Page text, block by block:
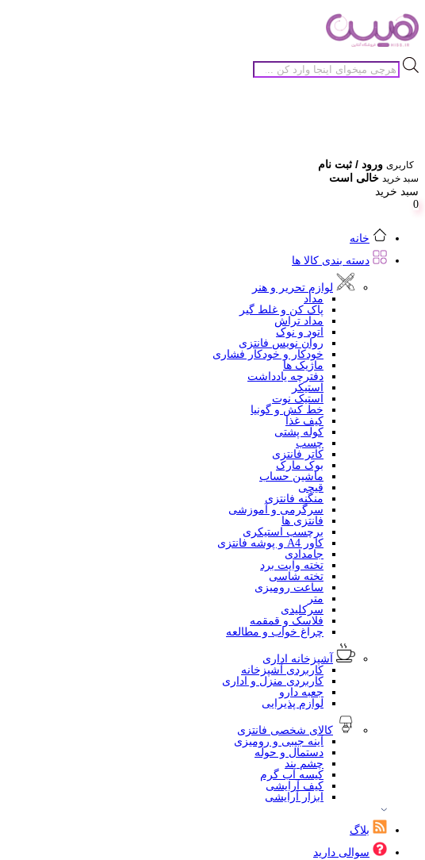
جستجوی
محصولات
کاربری ورود / ثبت نام
سبد خرید خالی است
سبد خرید
0
خانه
دسته بندی کالا ها
لوازم تحریر و هنر
مداد
پاک کن و غلط گیر
مداد تراش
اتود و نوک
روان نویس فانتزی
خودکار و خودکار فشاری
ماژیک ها
دفترچه یادداشت
استیکر
استیک نوت
خط کش و گونیا
کیف غذا
کوله پشتی
چسب
کاتر فانتزی
بوک مارک
ماشین حساب
قیچی
منگنه فانتزی
سرگرمی و آموزشی
فانتزی ها
برچسب استیکری
کاور A4 و پوشه فانتزی
جامدادی
تخته وایت برد
تخته شاسی
ساعت رومیزی
متر
سرکلیدی
فلاسک و قمقمه
چراغ خواب و مطالعه
آشپزخانه اداری
کاربردی آشپزخانه
کاربردی منزل و اداری
جعبه دارو
لوازم پذیرایی
کالای شخصی فانتزی
آینه جیبی و رومیزی
دستمال و حوله
چشم بند
کیسه آب گرم
کیف آرایشی
ابزار آرایشی
بلاگ
سوالی دارید